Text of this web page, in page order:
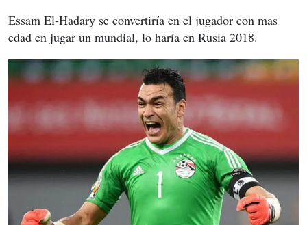
Essam El-Hadary se convertiría en el jugador con mas
edad en jugar un mundial, lo haría en Rusia 2018.